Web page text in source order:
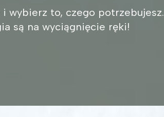
wybierz to, czego potrzebujesz.
są na wyciągnięcie ręki!